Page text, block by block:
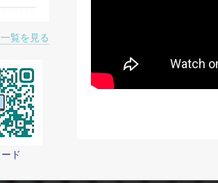
一覧を見る
ド